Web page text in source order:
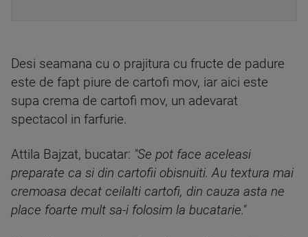
Desi seamana cu o prajitura cu fructe de padure
este de fapt piure de cartofi mov, iar aici este
supa crema de cartofi mov, un adevarat
spectacol in farfurie.
Attila Bajzat, bucatar: "Se pot face aceleasi
preparate ca si din cartofii obisnuiti. Au textura mai
cremoasa decat ceilalti cartofi, din cauza asta ne
place foarte mult sa-i folosim la bucatarie."